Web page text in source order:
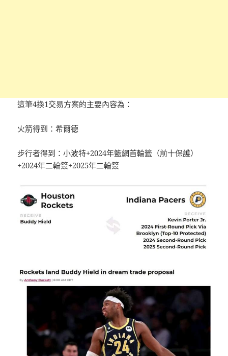
這筆4換1交易方案的主要內容為：
火箭得到：希爾德
步行者得到：小波特+2024年籃網首輪籤（前十保護）
+2024年二輪簽+2025年二輪簽